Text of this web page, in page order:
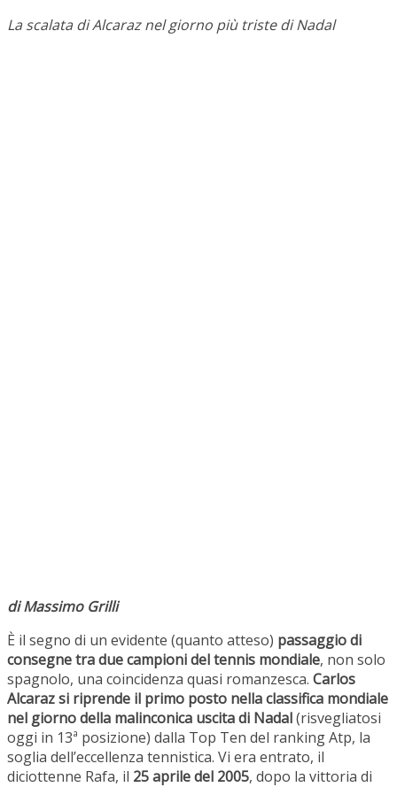
La scalata di Alcaraz nel giorno più triste di Nadal
di Massimo Grilli
È il segno di un evidente (quanto atteso) passaggio di
consegne tra due campioni del tennis mondiale, non solo
spagnolo, una coincidenza quasi romanzesca. Carlos
Alcaraz si riprende il primo posto nella classifica mondiale
nel giorno della malinconica uscita di Nadal(risvegliatosi
oggi in 13ª posizione) dalla Top Ten del ranking Atp, la
soglia dell’eccellenza tennistica. Vi era entrato, il
diciottenne Rafa, il 25 aprile del 2005, dopo la vittoria di